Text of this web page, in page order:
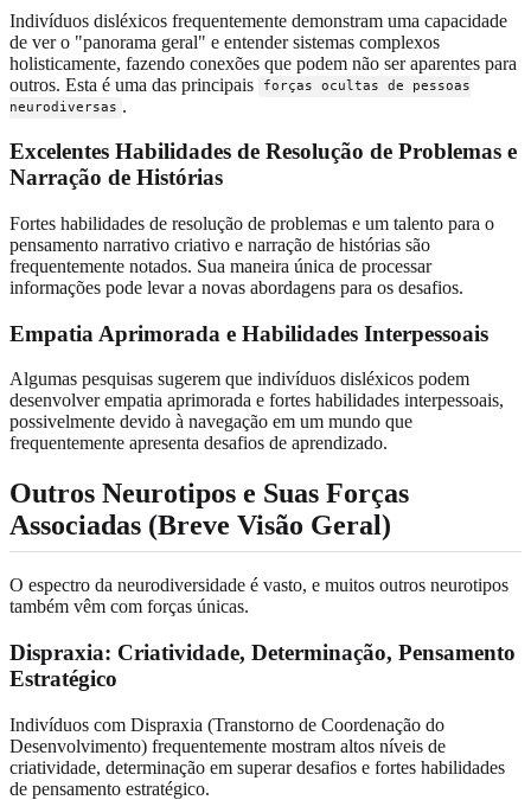
Indivíduos disléxicos frequentemente demonstram uma capacidade
de ver o "panorama geral" e entender sistemas complexos
holisticamente, fazendo conexões que podem não ser aparentes para
outros. Esta é uma das principais
forças ocultas de pessoas
neurodiversas .
Excelentes Habilidades de Resolução de Problemas e
Narração de Histórias
Fortes habilidades de resolução de problemas e um talento para o
pensamento narrativo criativo e narração de histórias são
frequentemente notados. Sua maneira única de processar
informações pode levar a novas abordagens para os desafios.
Empatia Aprimorada e Habilidades Interpessoais
Algumas pesquisas sugerem que indivíduos disléxicos podem
desenvolver empatia aprimorada e fortes habilidades interpessoais,
possivelmente devido à navegação em um mundo que
frequentemente apresenta desafios de aprendizado.
Outros Neurotipos e Suas Forças
Associadas (Breve Visão Geral)
O espectro da neurodiversidade é vasto, e muitos outros neurotipos
também vêm com forças únicas.
Dispraxia: Criatividade, Determinação, Pensamento
Estratégico
Indivíduos com Dispraxia (Transtorno de Coordenação do
Desenvolvimento) frequentemente mostram altos níveis de
criatividade, determinação em superar desafios e fortes habilidades
de pensamento estratégico.